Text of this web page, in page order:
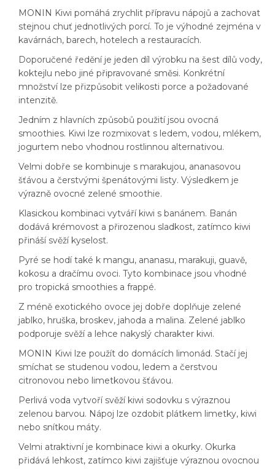
MONIN Kiwi pomáhá zrychlit přípravu nápojů a zachovat
stejnou chuť jednotlivých porcí. To je výhodné zejména v
kavárnách, barech, hotelech a restauracích.
Doporučené ředění je jeden díl výrobku na šest dílů vody,
koktejlu nebo jiné připravované směsi. Konkrétní
množství lze přizpůsobit velikosti porce a požadované
intenzitě.
Jedním z hlavních způsobů použití jsou ovocná
smoothies. Kiwi lze rozmixovat s ledem, vodou, mlékem,
jogurtem nebo vhodnou rostlinnou alternativou.
Velmi dobře se kombinuje s marakujou, ananasovou
šťávou a čerstvými špenátovými listy. Výsledkem je
výrazně ovocné zelené smoothie.
Klasickou kombinaci vytváří kiwi s banánem. Banán
dodává krémovost a přirozenou sladkost, zatímco kiwi
přináší svěží kyselost.
Pyré se hodí také k mangu, ananasu, marakuji, guavě,
kokosu a dračímu ovoci. Tyto kombinace jsou vhodné
pro tropická smoothies a frappé.
Z méně exotického ovoce jej dobře doplňuje zelené
jablko, hruška, broskev, jahoda a malina. Zelené jablko
podporuje svěží a lehce nakyslý charakter kiwi.
MONIN Kiwi lze použít do domácích limonád. Stačí jej
smíchat se studenou vodou, ledem a čerstvou
citronovou nebo limetkovou šťávou.
Perlivá voda vytvoří svěží kiwi sodovku s výraznou
zelenou barvou. Nápoj lze ozdobit plátkem limetky, kiwi
nebo snítkou máty.
Velmi atraktivní je kombinace kiwi a okurky. Okurka
přidává lehkost, zatímco kiwi zajišťuje výraznou ovocnou